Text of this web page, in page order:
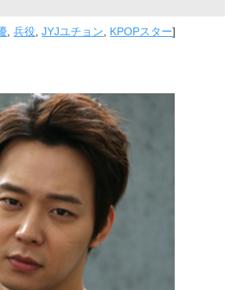
,兵役,JYJユチョン, KPOPスター]